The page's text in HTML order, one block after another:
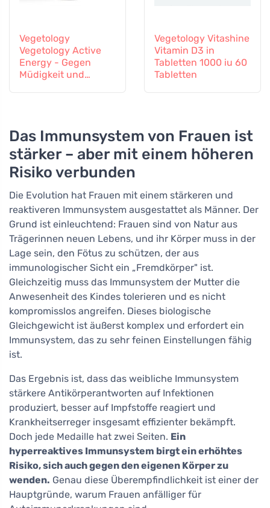
Vegetology
Vegetology Active
Energy - Gegen
Müdigkeit und
Vegetology Vitashine
Vitamin D3 in
Tabletten 1000 iu 60
Tabletten
Das Immunsystem von Frauen ist
stärker – aber mit einem höheren
Risiko verbunden
Die Evolution hat Frauen mit einem stärkeren und
reaktiveren Immunsystem ausgestattet als Männer. Der
Grund ist einleuchtend: Frauen sind von Natur aus
Trägerinnen neuen Lebens, und ihr Körper muss in der
Lage sein, den Fötus zu schützen, der aus
immunologischer Sicht ein „Fremdkörper" ist.
Gleichzeitig muss das Immunsystem der Mutter die
Anwesenheit des Kindes tolerieren und es nicht
kompromisslos angreifen. Dieses biologische
Gleichgewicht ist äußerst komplex und erfordert ein
Immunsystem, das zu sehr feinen Einstellungen fähig
ist.
Das Ergebnis ist, dass das weibliche Immunsystem
stärkere Antikörperantworten auf Infektionen
produziert, besser auf Impfstoffe reagiert und
Krankheitserreger insgesamt effizienter bekämpft.
Doch jede Medaille hat zwei Seiten. Ein
hyperreaktives Immunsystem birgt ein erhöhtes
Risiko, sich auch gegen den eigenen Körper zu
wenden. Genau diese Überempfindlichkeit ist einer der
Hauptgründe, warum Frauen anfälliger für